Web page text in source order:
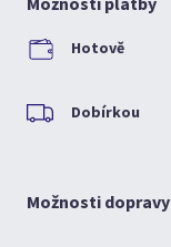
Hotově
Dobírkou
Možnosti dopravy